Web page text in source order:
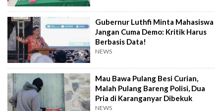
Gubernur Luthfi Minta Mahasiswa
Jangan Cuma Demo: Kritik Harus
Berbasis Data!
NEWS
Mau Bawa Pulang Besi Curian,
Malah Pulang Bareng Polisi, Dua
Pria di Karanganyar Dibekuk
NEWS